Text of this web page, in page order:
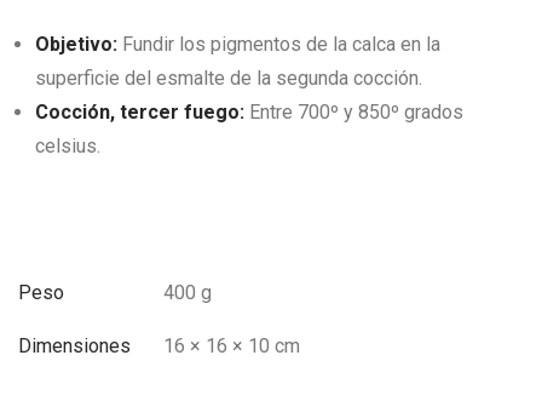
Objetivo: Fundir los pigmentos de la calca en la
superficie del esmalte de la segunda cocción.
Cocción, tercer fuego: Entre 700º y 850º grados
celsius.
Peso 400 g
Dimensiones 16 × 16 × 10 cm